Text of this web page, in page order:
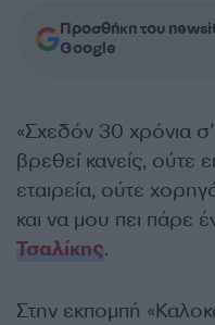
Προσθήκη του
Google
«Σχεδόν 30 χρόνια
βρεθεί κανείς, ούτε
εταιρεία, ούτε
και να μου πει πάρε
Τσαλίκης.
Στην εκπομπή